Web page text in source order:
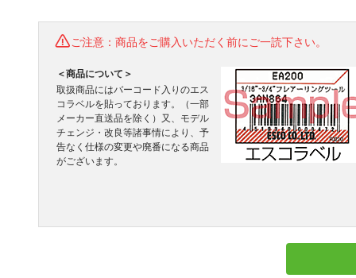
ご注意：商品をご購入いただく前にご一読下さい。
＜商品について＞
取扱商品にはバーコード入りのエス
コラベルを貼っております。（一部
メーカー直送品を除く）又、モデル
チェンジ・改良等諸事情により、予
告なく仕様の変更や廃番になる商品
がございます。